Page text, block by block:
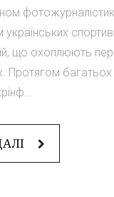
що охоплюють
Протягом багатьох